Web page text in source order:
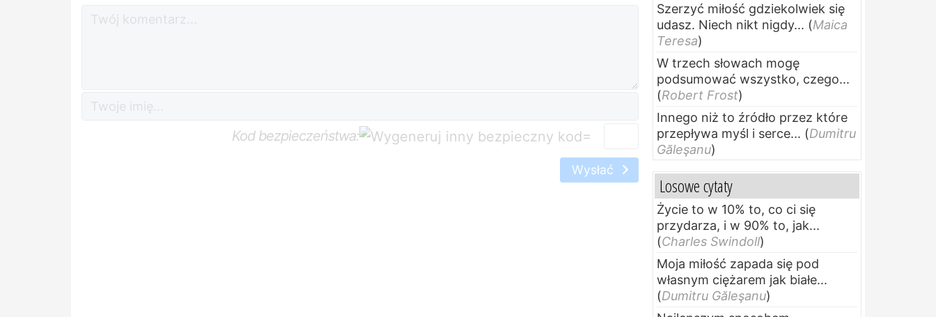
Kod bezpieczeństwa: =
Wysłać
Szerzyć miłość gdziekolwiek się
udasz. Niech nikt nigdy... (Maica
Teresa)
W trzech słowach mogę
podsumować wszystko, czego...
(Robert Frost)
Innego niż to źródło przez które
przepływa myśl i serce... (Dumitru
Găleşanu)
Losowe cytaty
Życie to w 10% to, co ci się
przydarza, i w 90% to, jak...
(Charles Swindoll)
Moja miłość zapada się pod
własnym ciężarem jak białe...
(Dumitru Găleşanu)